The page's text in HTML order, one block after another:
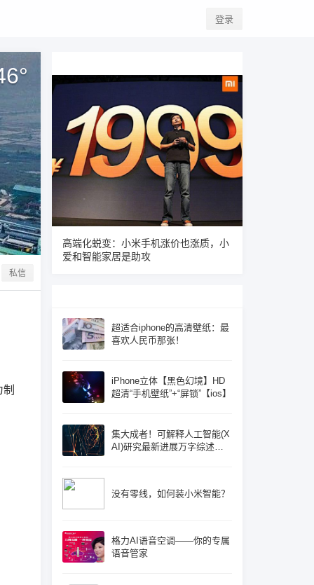
登录
°
私信
高端化蜕变：小米手机涨价也涨质，小
爱和智能家居是助攻
超适合iphone的高清壁纸：最
喜欢人民币那张！
iPhone立体【黑色幻境】HD
超清“手机壁纸”+“屏锁”【ios】
集大成者！可解释人工智能(X
AI)研究最新进展万字综述论
没有零线，如何装小米智能？
格力AI语音空调——你的专属
语音管家